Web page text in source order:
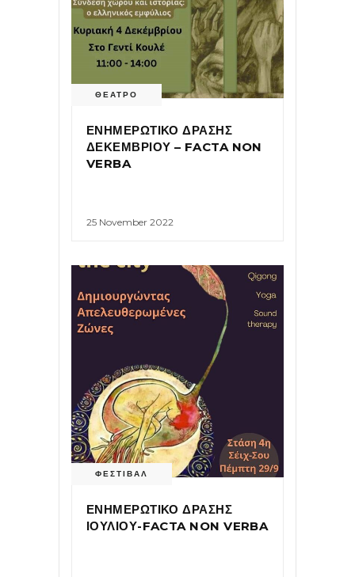
ΘΕΑΤΡΟ
ΕΝΗΜΕΡΩΤΙΚΟ ΔΡΑΣΗΣ
ΔΕΚΕΜΒΡΙΟΥ – FACTA NON
VERBA
25 November 2022
ΦΕΣΤΙΒΑΛ
ΕΝΗΜΕΡΩΤΙΚΟ ΔΡΑΣΗΣ
ΙΟΥΛΙΟΥ-FACTA NON VERBA